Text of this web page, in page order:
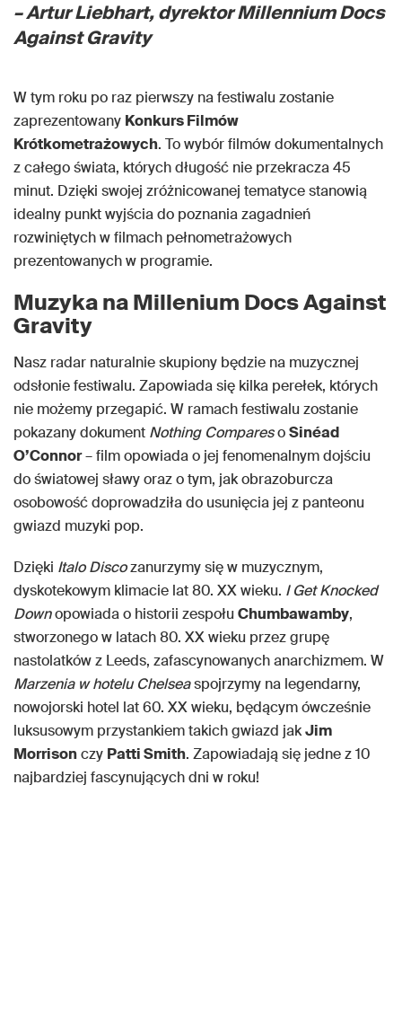
– Artur Liebhart, dyrektor Millennium Docs
Against Gravity
W tym roku po raz pierwszy na festiwalu zostanie
zaprezentowany Konkurs Filmów
Krótkometrażowych. To wybór filmów dokumentalnych
z całego świata, których długość nie przekracza 45
minut. Dzięki swojej zróżnicowanej tematyce stanowią
idealny punkt wyjścia do poznania zagadnień
rozwiniętych w filmach pełnometrażowych
prezentowanych w programie.
Muzyka na Millenium Docs Against
Gravity
Nasz radar naturalnie skupiony będzie na muzycznej
odsłonie festiwalu. Zapowiada się kilka perełek, których
nie możemy przegapić. W ramach festiwalu zostanie
pokazany dokument Nothing ComparesoSinéad
O’Connor– film opowiada o jej fenomenalnym dojściu
do światowej sławy oraz o tym, jak obrazoburcza
osobowość doprowadziła do usunięcia jej z panteonu
gwiazd muzyki pop.
Dzięki Italo Discozanurzymy się w muzycznym,
dyskotekowym klimacie lat 80. XX wieku. I Get Knocked
Downopowiada o historii zespołu Chumbawamby,
stworzonego w latach 80. XX wieku przez grupę
nastolatków z Leeds, zafascynowanych anarchizmem. W
Marzenia w hotelu Chelseaspojrzymy na legendarny,
nowojorski hotel lat 60. XX wieku, będącym ówcześnie
luksusowym przystankiem takich gwiazd jakJim
Morrisonczy Patti Smith. Zapowiadają się jedne z 10
najbardziej fascynujących dni w roku!